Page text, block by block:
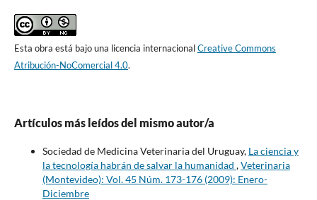
Esta obra está bajo una licencia internacionalCreative Commons
Atribución-NoComercial 4.0.
Artículos más leídos del mismo autor/a
Sociedad de Medicina Veterinaria del Uruguay, La ciencia y
la tecnología habrán de salvar la humanidad ,Veterinaria
(Montevideo): Vol. 45 Núm. 173-176 (2009): Enero-
Diciembre